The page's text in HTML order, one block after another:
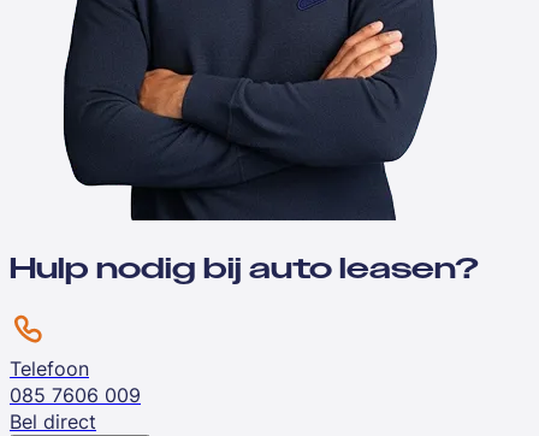
Hulp nodig bij auto leasen?
Telefoon
085 7606 009
Bel direct